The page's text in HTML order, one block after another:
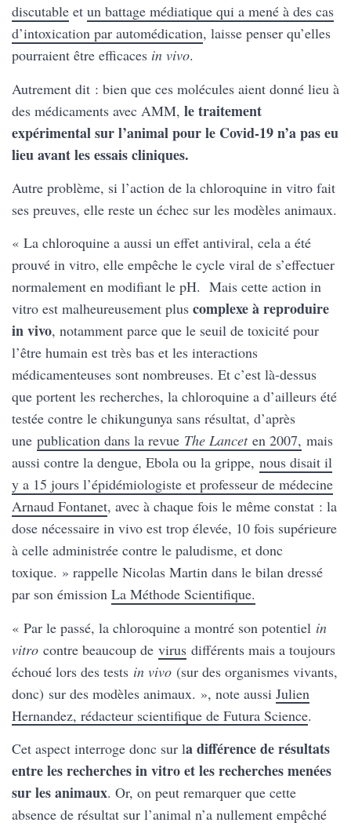
discutable et un battage médiatique qui a mené à des cas
d’intoxication par automédication, laisse penser qu’elles
pourraient être efficaces in vivo.
Autrement dit : bien que ces molécules aient donné lieu à
des médicaments avec AMM, le traitement
expérimental sur l’animal pour le Covid-19 n’a pas eu
lieu avant les essais cliniques.
Autre problème, si l’action de la chloroquine in vitro fait
ses preuves, elle reste un échec sur les modèles animaux.
« La chloroquine a aussi un effet antiviral, cela a été
prouvé in vitro, elle empêche le cycle viral de s’effectuer
normalement en modifiant le pH. Mais cette action in
vitro est malheureusement plus complexe à reproduire
in vivo, notamment parce que le seuil de toxicité pour
l’être humain est très bas et les interactions
médicamenteuses sont nombreuses. Et c’est là-dessus
que portent les recherches, la chloroquine a d’ailleurs été
testée contre le chikungunya sans résultat, d’après
une publication dans la revue The Lanceten 2007, mais
aussi contre la dengue, Ebola ou la grippe, nous disait il
y a 15 jours l’épidémiologiste et professeur de médecine
Arnaud Fontanet, avec à chaque fois le même constat : la
dose nécessaire in vivo est trop élevée, 10 fois supérieure
à celle administrée contre le paludisme, et donc
toxique. » rappelle Nicolas Martin dans le bilan dressé
par son émission La Méthode Scientifique.
« Par le passé, la chloroquine a montré son potentiel in
vitro contre beaucoup de virus différents mais a toujours
échoué lors des tests in vivo (sur des organismes vivants,
donc) sur des modèles animaux. », note aussi Julien
Hernandez, rédacteur scientifique de Futura Science.
Cet aspect interroge donc sur la différence de résultats
entre les recherches in vitro et les recherches menées
sur les animaux. Or, on peut remarquer que cette
absence de résultat sur l’animal n’a nullement empêché